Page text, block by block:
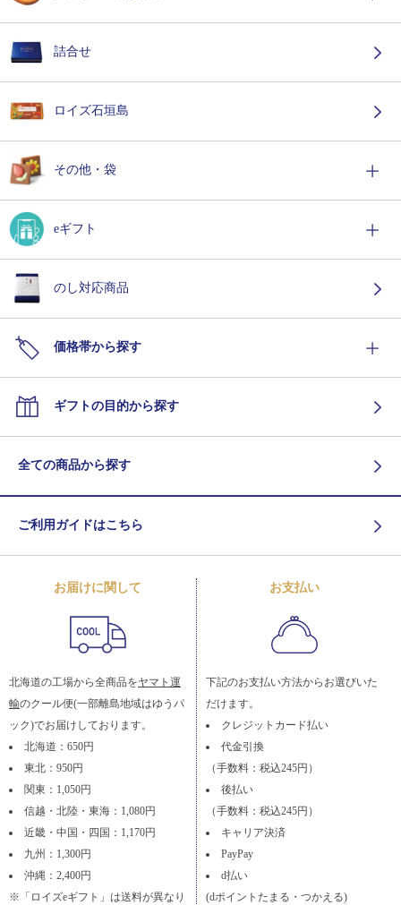
詰合せ
ロイズ石垣島
その他・袋
eギフト
のし対応商品
価格帯から探す
ギフトの目的から探す
全ての商品から探す
ご利用ガイドはこちら
お届けに関して
北海道の工場から全商品をヤマト運
輸のクール便(一部離島地域はゆうパ
ック)でお届けしております。
北海道：650円
東北：950円
関東：1,050円
信越・北陸・東海：1,080円
近畿・中国・四国：1,170円
九州：1,300円
沖縄：2,400円
※「ロイズeギフト」は送料が異なり
お支払い
下記のお支払い方法からお選びいた
だけます。
クレジットカード払い
代金引換
（手数料：税込245円）
後払い
（手数料：税込245円）
キャリア決済
PayPay
d払い
(dポイントたまる・つかえる)